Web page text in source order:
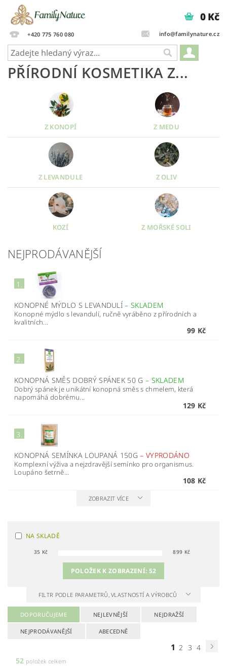
+420 775 760 080 info@familynature.cz
0 Kč
PŘÍRODNÍ KOSMETIKA Z...
Z KONOPÍ Z MEDU
Z LEVANDULE Z OLIV
KOZÍ Z MOŘSKÉ SOLI
NEJPRODÁVANĚJŠÍ
1.
KONOPNÉ MÝDLO S LEVANDULÍ–SKLADEM
Konopné mýdlo s levandulí, ručně vyráběno z přírodních a
kvalitních...
99 Kč
2.
KONOPNÁ SMĚS DOBRÝ SPÁNEK 50 G– SKLADEM
Dobrý spánek je unikátní konopná směs s chmelem, která
napomáhá dobrému...
129 Kč
3.
KONOPNÁ SEMÍNKA LOUPANÁ 150G–VYPRODÁNO
Komplexní výživa a nejzdravější semínko pro organismus.
Loupáno šetrně...
108 Kč
ZOBRAZIT VÍCE
NA SKLADĚ
35 Kč 899 Kč
POLOŽEK K ZOBRAZENÍ: 52
FILTR PODLE PARAMETRŮ, VLASTNOSTÍ A VÝROBCŮ
DOPORUČUJEME NEJLEVNĚJŠÍ NEJDRAŽŠÍ
NEJPRODÁVANĚJŠÍ ABECEDNĚ
1 2 3 4
52 položek celkem